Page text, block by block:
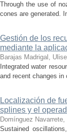
Through the use of
cones are generated.
Gestión de los
mediante la
Barajas Madrigal,
Integrated water
and recent changes
Localización de
splines y el
Domínguez Navarrete,
Sustained